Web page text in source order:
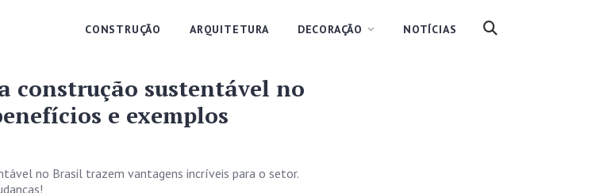
CONSTRUÇÃO ARQUITETURA DECORAÇÃO NOTÍCIAS
construção sustentável no
e exemplos
no Brasil trazem vantagens incríveis para o setor.